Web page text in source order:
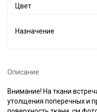
Цвет
Назначение
Описание
Внимание! На ткани
утолщения поперечных и